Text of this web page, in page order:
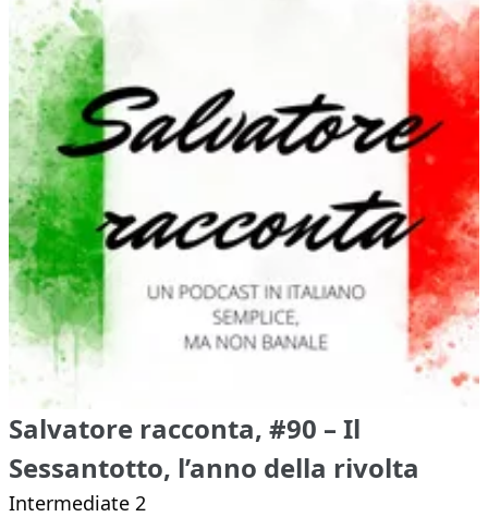
Salvatore racconta, #90 – Il
Sessantotto, l’anno della rivolta
Intermediate 2